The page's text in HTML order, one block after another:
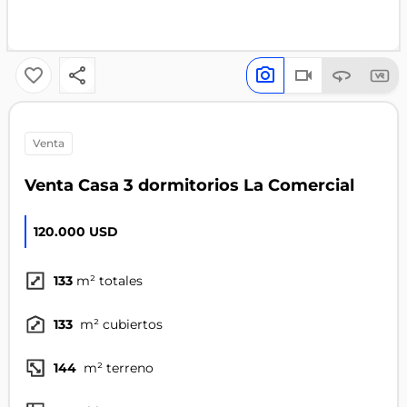
venta
Venta Casa 3 dormitorios La Comercial
120.000 USD
133 m² totales
133 m² cubiertos
144 m² terreno